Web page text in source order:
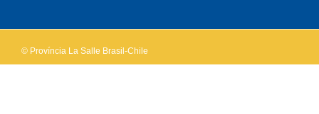
© Província La Salle Brasil-Chile